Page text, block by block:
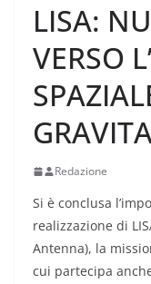
LISA:
VERSO
Redazione
Si è conclusa
realizzazione di
Antenna), la
cui partecipa